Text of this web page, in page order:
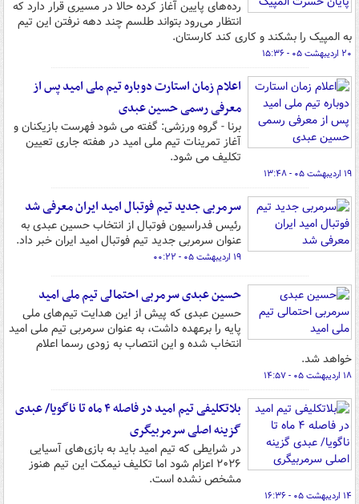
رده‌های پایین آغاز کرده حالا در مسیری قرار دارد که
انتظار می‌رود بتواند طلسم چند دهه نرفتن این تیم
به المپیک را بشکند و کاری کند کارستان.
۲۰ اردیبهشت ۰۵ - ۱۵:۳۶
اعلام زمان استارت دوباره تیم ملی امید پس از
معرفی رسمی حسین عبدی
برنا - گروه ورزشی: گفته می شود فهرست بازیکنان و
آغاز تمرینات تیم ملی امید در هفته جاری تعیین
تکلیف می شود.
۱۹ اردیبهشت ۰۵ - ۱۳:۴۸
سرمربی جدید تیم فوتبال امید ایران معرفی شد
رئیس فدراسیون فوتبال از انتخاب حسین عبدی به
عنوان سرمربی جدید تیم فوتبال امید ایران خبر داد.
۱۹ اردیبهشت ۰۵ - ۰۰:۲۲
حسین عبدی سرمربی احتمالی تیم ملی امید
حسین عبدی که پیش از این هدایت تیم‌های ملی
پایه را برعهده داشت، به عنوان سرمربی تیم ملی امید
انتخاب شده و این انتصاب به زودی رسما اعلام
خواهد شد.
۱۸ اردیبهشت ۰۵ - ۱۴:۵۷
بلاتکلیفی تیم امید در فاصله ۴ ماه تا ناگویا/ عبدی
گزینه اصلی سرمربیگری
در شرایطی که تیم امید باید به بازی‌های آسیایی
۲۰۲۶ اعزام شود اما تکلیف نیمکت این تیم هنوز
مشخص نشده است.
۱۴ اردیبهشت ۰۵ - ۱۶:۳۶